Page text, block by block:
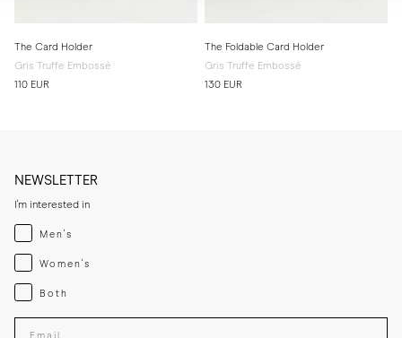
The Card Holder
Gris Truffe Embossé
110 EUR
The Foldable Card Holder
Gris Truffe Embossé
130 EUR
NEWSLETTER
I'm interested in
Menswear
Men's
Womenswear
Women's
Both
Both
Enter your email adress